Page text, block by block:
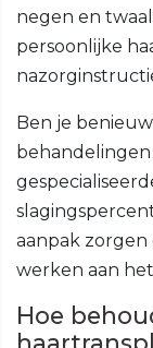
negen en
persoonlijke
Ben je
aanpak
werken aan
Hoe